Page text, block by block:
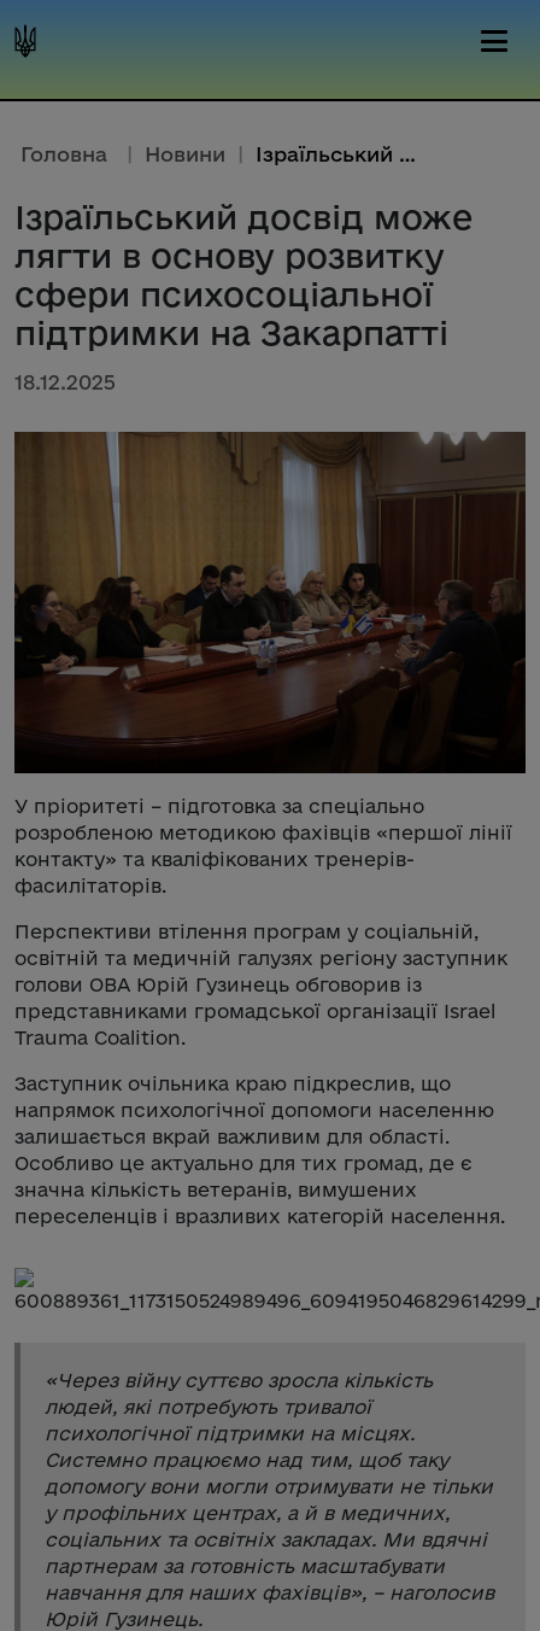
Головна | Новини | Ізраїльський досвід може лягти...
Ізраїльський досвід може
лягти в основу розвитку
сфери психосоціальної
підтримки на Закарпатті
18.12.2025
У пріоритеті – підготовка за спеціально
розробленою методикою фахівців «першої лінії
контакту» та кваліфікованих тренерів-
фасилітаторів.
Перспективи втілення програм у соціальній,
освітній та медичній галузях регіону заступник
голови ОВА Юрій Гузинець обговорив із
представниками громадської організації Israel
Trauma Coalition.
Заступник очільника краю підкреслив, що
напрямок психологічної допомоги населенню
залишається вкрай важливим для області.
Особливо це актуально для тих громад, де є
значна кількість ветеранів, вимушених
переселенців і вразливих категорій населення.
«Через війну суттєво зросла кількість
людей, які потребують тривалої
психологічної підтримки на місцях.
Системно працюємо над тим, щоб таку
допомогу вони могли отримувати не тільки
у профільних центрах, а й в медичних,
соціальних та освітніх закладах. Ми вдячні
партнерам за готовність масштабувати
навчання для наших фахівців», – наголосив
Юрій Гузинець.